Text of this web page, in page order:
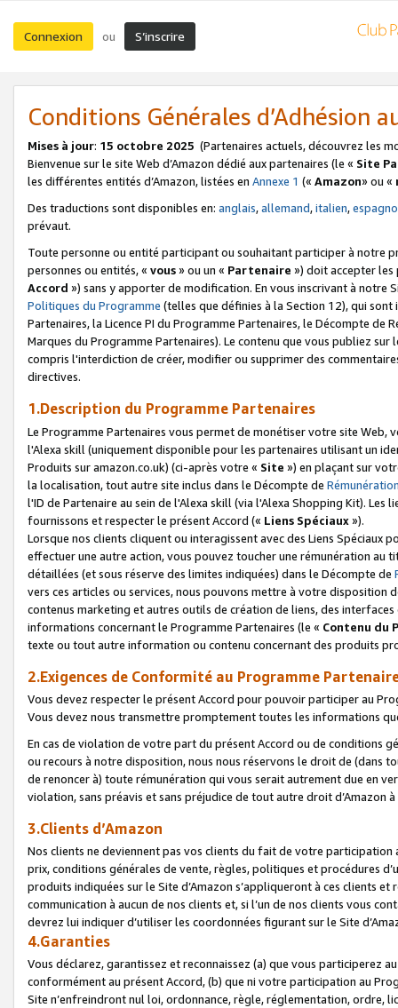
Connexion ou S’inscrire
Conditions Générales d’Adhésion
Mises à jour: 15 octobre 2025 (Partenaires actuels, découvrez les
Bienvenue sur le site Web d’Amazon dédié aux partenaires (le « Site
les différentes entités d’Amazon, listées en Annexe 1 (« Amazon» ou «
Des traductions sont disponibles en: anglais,allemand,italien,
prévaut.
Toute personne ou entité participant ou souhaitant participer à notre
personnes ou entités, « vous» ou un « Partenaire ») doit accepter les
Accord ») sans y apporter de modification. En vous inscrivant à notre
Politiques du Programme (telles que définies à la Section 12), qui
Partenaires, la Licence PI du Programme Partenaires, le Décompte de
Marques du Programme Partenaires). Le contenu que vous publiez
compris l'interdiction de créer, modifier ou supprimer des
directives.
1.Description du Programme Partenaires
Le Programme Partenaires vous permet de monétiser votre site Web,
l'Alexa skill (uniquement disponible pour les partenaires utilisant un
Produits sur amazon.co.uk) (ci-après votre « Site ») en plaçant sur
la localisation, tout autre site inclus dans le Décompte de
l'ID de Partenaire au sein de l'Alexa skill (via l'Alexa Shopping Kit).
fournissons et respecter le présent Accord (« Liens Spéciaux»).
Lorsque nos clients cliquent ou interagissent avec des Liens Spéciaux
effectuer une autre action, vous pouvez toucher une rémunération
détaillées (et sous réserve des limites indiquées) dans le Décompte de
vers ces articles ou services, nous pouvons mettre à votre disposition
contenus marketing et autres outils de création de liens, des
informations concernant le Programme Partenaires (le « Contenu du
texte ou tout autre information ou contenu concernant des produits
2.Exigences de Conformité au Programme
Vous devez respecter le présent Accord pour pouvoir participer au
Vous devez nous transmettre promptement toutes les informations
En cas de violation de votre part du présent Accord ou de conditions
ou recours à notre disposition, nous nous réservons le droit de (dans
de renoncer à) toute rémunération qui vous serait autrement due en
violation, sans préavis et sans préjudice de tout autre droit
3.Clients d’Amazon
Nos clients ne deviennent pas vos clients du fait de votre
prix, conditions générales de vente, règles, politiques et procédures
produits indiquées sur le Site d’Amazon s’appliqueront à ces clients
communication à aucun de nos clients et, si l’un de nos clients vous
devrez lui indiquer d’utiliser les coordonnées figurant sur le Site
4.Garanties
Vous déclarez, garantissez et reconnaissez (a) que vous participerez
conformément au présent Accord, (b) que ni votre participation au
Site n’enfreindront nul loi, ordonnance, règle, réglementation, ordre,